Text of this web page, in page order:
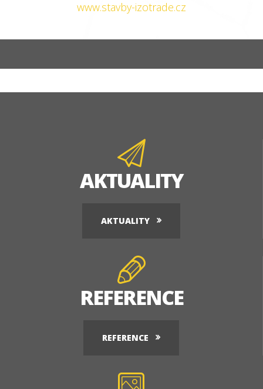
www.stavby-izotrade.cz
AKTUALITY
AKTUALITY
REFERENCE
REFERENCE